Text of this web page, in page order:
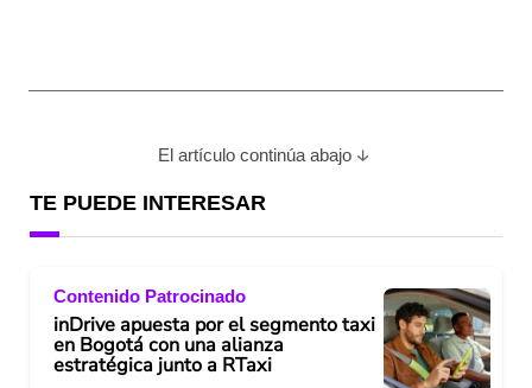
El artículo continúa abajo
TE PUEDE INTERESAR
Contenido Patrocinado
inDrive apuesta por el segmento taxi
en Bogotá con una alianza
estratégica junto a RTaxi